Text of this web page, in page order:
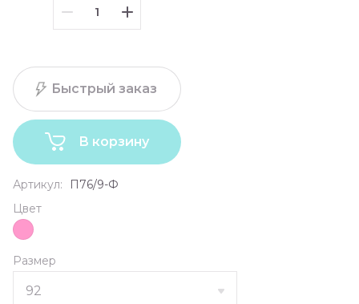
В корзину
Быстрый заказ
Артикул:
П76/9-Ф
Цвет
Размер